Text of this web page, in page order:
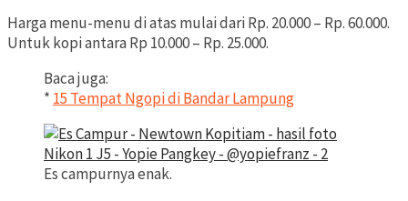
Harga menu-menu di atas mulai dari Rp. 20.000 – Rp. 60.000.
Untuk kopi antara Rp 10.000 – Rp. 25.000.
Baca juga:
* 15 Tempat Ngopi di Bandar Lampung
Es campurnya enak.